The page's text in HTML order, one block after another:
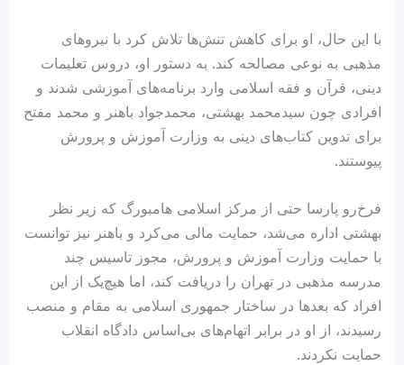
با این حال، او برای کاهش تنش‌ها تلاش کرد با نیروهای
مذهبی به نوعی مصالحه کند. به دستور او، دروس تعلیمات
دینی، قرآن و فقه اسلامی وارد برنامه‌های آموزشی شدند و
افرادی چون سیدمحمد بهشتی، محمدجواد باهنر و محمد مفتح
برای تدوین کتاب‌های دینی به وزارت آموزش‌ و پرورش
پیوستند.
فرخ‌رو پارسا حتی از مرکز اسلامی هامبورگ که زیر نظر
بهشتی اداره می‌شد، حمایت مالی می‌کرد و باهنر نیز توانست
با حمایت وزارت آموزش‌ و پرورش، مجوز تاسیس چند
مدرسه مذهبی در تهران را دریافت کند، اما هیچ‌یک از این
افراد که بعدها در ساختار جمهوری اسلامی به مقام و منصب
رسیدند، از او در برابر اتهام‌های بی‌اساس دادگاه انقلاب
حمایت نکردند.